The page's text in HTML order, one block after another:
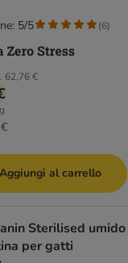
62,76 €
5/5 (6)
Aggiungi al carrello
Sterilised umido
per gatti